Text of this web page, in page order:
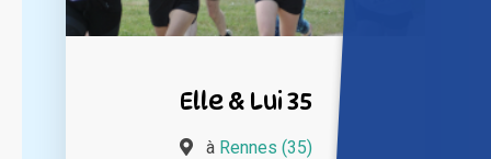
Elle & Lui 35
à Rennes (35)